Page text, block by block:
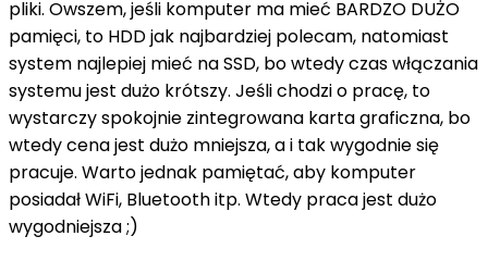
pliki. Owszem, jeśli komputer ma mieć BARDZO DUŻO
pamięci, to HDD jak najbardziej polecam, natomiast
system najlepiej mieć na SSD, bo wtedy czas włączania
systemu jest dużo krótszy. Jeśli chodzi o pracę, to
wystarczy spokojnie zintegrowana karta graficzna, bo
wtedy cena jest dużo mniejsza, a i tak wygodnie się
pracuje. Warto jednak pamiętać, aby komputer
posiadał WiFi, Bluetooth itp. Wtedy praca jest dużo
wygodniejsza ;)